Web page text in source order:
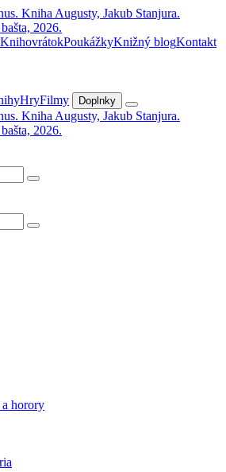
KnihovrátokPoukážkyKnižný blogKontakt
HryFilmy Doplnky
horory